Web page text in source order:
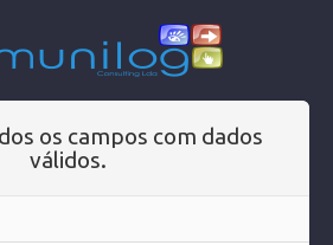
os campos com dados
válidos.